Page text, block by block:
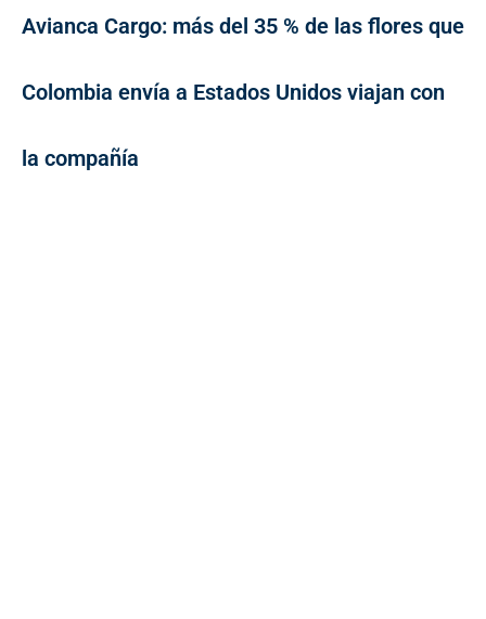
Avianca Cargo: más del 35 % de las flores que
Colombia envía a Estados Unidos viajan con
la compañía